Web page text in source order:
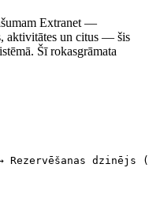
Extranet —
aktivitātes un citus — šis
Šī rokasgrāmata